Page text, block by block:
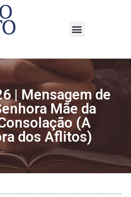
| Mensagem de
Mãe da
(A
dos Aflitos)